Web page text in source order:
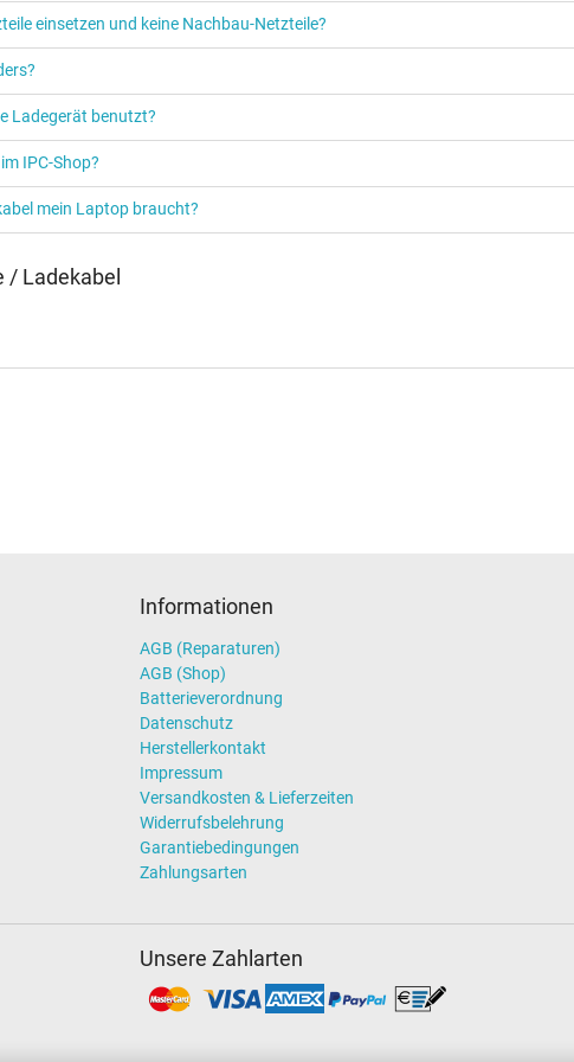
Netzteil
einsetzen und keine Nachbau-Netzteile?
Ladegerät benutzt?
IPC-Shop?
mein Laptop braucht?
/ Ladekabel
Informationen
AGB (Reparaturen)
AGB (Shop)
Batterieverordnung
Datenschutz
Herstellerkontakt
Impressum
Versandkosten & Lieferzeiten
Widerrufsbelehrung
Garantiebedingungen
Zahlungsarten
Unsere Zahlarten